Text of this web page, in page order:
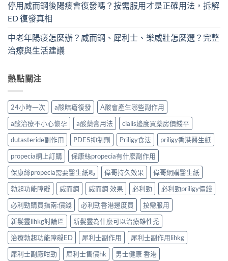
停用威而鋼後陽痿會復發嗎？按需服用才是正確用法，拆解
ED 復發真相
中老年陽痿怎麼辦？威而鋼、犀利士、樂威壯怎麼選？完整
治療與生活建議
熱點關注
24小時一次 a酸暗瘡復發
A酸會產生哪些副作用
a酸治療不小心懷孕
a酸藥膏用法
cialis邊度買藥房價錢平
dutasteride副作用
PDE5抑制劑 Priligy食法
priligy香港醫生紙
propecia網上訂購
保康絲propecia有什麼副作用
保康絲propecia需要醫生紙嗎
偉哥持久效果
偉哥網購醫生紙
勃起功能障礙
威而鋼 威而鋼 效果 必利勁
必利勁priligy價錢
必利勁購買指南:價錢
必利勁香港邊度買
按需服用
新髮靈lihkg討論區
新髮靈為什麼可以治療雄性禿
治療勃起功能障礙ED
犀利士副作用
犀利士副作用lihkg
犀利士副廠咁勁
犀利士售價hk 男士健康 香港